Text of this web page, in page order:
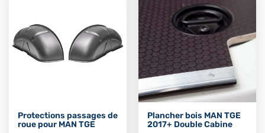
Protections passages de
roue pour MAN TGE
Plancher bois MAN TGE
2017+ Double Cabine